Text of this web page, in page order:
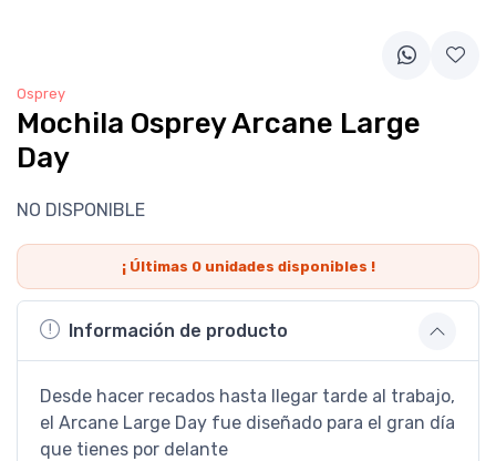
Osprey
Mochila Osprey Arcane Large
Day
NO DISPONIBLE
¡ Últimas 0unidades disponibles !
Información de producto
Desde hacer recados hasta llegar tarde al trabajo,
el Arcane Large Day fue diseñado para el gran día
que tienes por delante